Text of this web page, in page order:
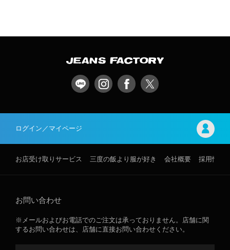
ログイン／マイページ
お店受け取りサービス 三度の飯より服が好き 会社概要 採用情報
お問い合わせ
※メールおよびお電話でのご注文は承っておりません。店舗に関
するお問い合わせは、店舗に直接お問い合わせください。